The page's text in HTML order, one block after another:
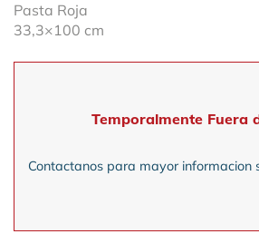
Pasta Roja
33,3×100 cm
Temporalmente Fuera
Contactanos para mayor informacion